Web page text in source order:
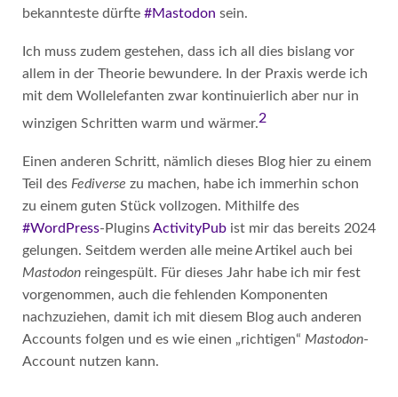
bekannteste dürfte #Mastodon sein.
Ich muss zudem gestehen, dass ich all dies bislang vor
allem in der Theorie bewundere. In der Praxis werde ich
mit dem Wollelefanten zwar kontinuierlich aber nur in
winzigen Schritten warm und wärmer.2
Einen anderen Schritt, nämlich dieses Blog hier zu einem
Teil des Fediverse zu machen, habe ich immerhin schon
zu einem guten Stück vollzogen. Mithilfe des
#WordPress-PluginsActivityPubist mir das bereits 2024
gelungen. Seitdem werden alle meine Artikel auch bei
Mastodonreingespült. Für dieses Jahr habe ich mir fest
vorgenommen, auch die fehlenden Komponenten
nachzuziehen, damit ich mit diesem Blog auch anderen
Accounts folgen und es wie einen „richtigen“ Mastodon-
Account nutzen kann.